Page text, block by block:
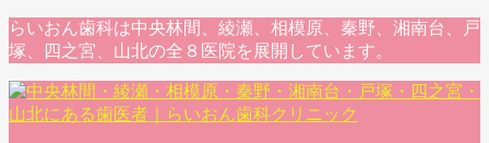
らいおん歯科は中央林間、綾瀬、相模原、秦野、湘南台、戸
塚、四之宮、山北の全８医院を展開しています。